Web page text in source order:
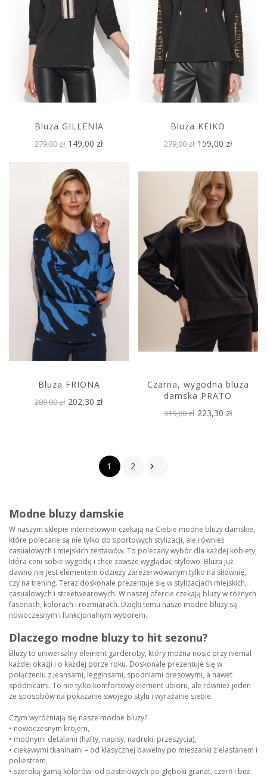
Bluza GILLENIA
279,00 zł 149,00 zł
Bluza KEIKO
279,00 zł 159,00 zł
Bluza FRIONA
289,00 zł 202,30 zł
Czarna, wygodna bluza
damska PRATO
319,00 zł 223,30 zł
1 2 
Modne bluzy damskie
W naszym sklepie internetowym czekają na Ciebie modne bluzy damskie,
które polecane są nie tylko do sportowych stylizacji, ale również
casualowych i miejskich zestawów. To polecany wybór dla każdej kobiety,
która ceni sobie wygodę i chce zawsze wyglądać stylowo. Bluza już
dawno nie jest elementem odzieży zarezerwowanym tylko na siłownię,
czy na trening. Teraz doskonale prezentuje się w stylizacjach miejskich,
casualowych i streetwearowych. W naszej ofercie czekają bluzy w różnych
fasonach, kolorach i rozmiarach. Dzięki temu nasze modne bluzy są
nowoczesnym i funkcjonalnym wyborem.
Dlaczego modne bluzy to hit sezonu?
Bluzy to uniwersalny element garderoby, który można nosić przy niemal
każdej okazji i o każdej porze roku. Doskonale prezentuje się w
połączeniu z jeansami, legginsami, spodniami dresowymi, a nawet
spódnicami. To nie tylko komfortowy element ubioru, ale również jeden
ze sposobów na pokazanie swojego stylu i wyrażanie siebie.
Czym wyróżniają się nasze modne bluzy?
• nowoczesnym krojem,
• modnymi detalami (hafty, napisy, nadruki, przeszycia),
• ciekawymi tkaninami – od klasycznej bawełny po mieszanki z elastanem i
poliestrem,
• szeroką gamą kolorów: od pastelowych po głęboki granat, czerń i beż.